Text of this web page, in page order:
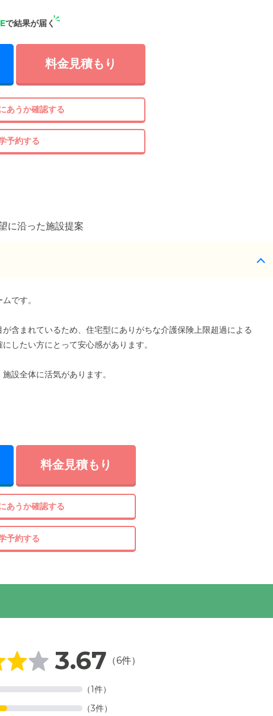
で結果が届く
料金見積もり
あうか確認する
予約する
に沿った施設提案
です。
含まれているため、住宅型にありがちな介護保険上限超過による
したい方にとって安心感があります。
設全体に活気があります。
料金見積もり
あうか確認する
予約する
3.67 （6件）
（1件）
（3件）